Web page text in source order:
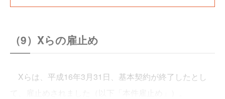
（9）Xらの雇止め
Xらは、平成16年3月31日、基本契約が終了したとし